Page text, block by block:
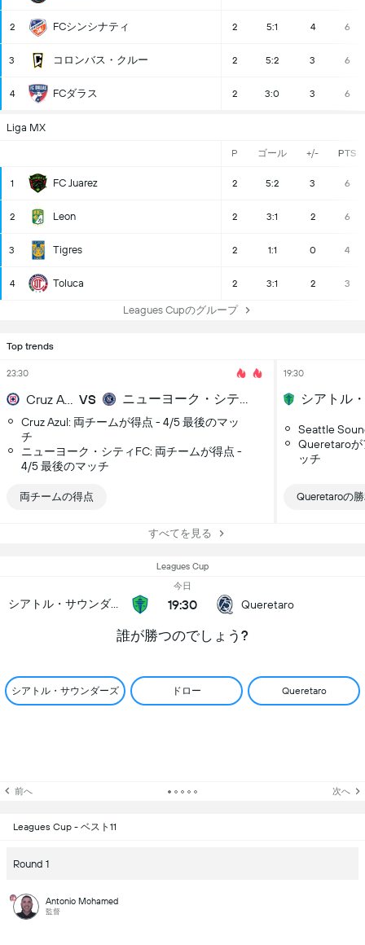
2 FCシンシナティ 2 5:1 4 6
3 コロンバス・クルー 2 5:2 3 6
4 FCダラス 2 3:0 3 6
Liga MX
P ゴール +/- PTS
1 FC Juarez 2 5:2 3 6
2 Leon 2 3:1 2 6
3 Tigres 2 1:1 0 4
4 Toluca 2 3:1 2 3
Leagues Cupのグループ
Top trends
23:30
VS
Cruz Azul: 両チームが得点 - 4/5 最後のマッ
チ
ニューヨーク・シティFC: 両チームが得点 -
4/5 最後のマッチ
両チームの得点
19:30
Seattle
Queretaroが
ッチ
Queretaroの
すべてを見る
Leagues Cup
今日
19:30 Queretaro
誰が勝つのでしょう?
シアトル・サウンダーズ ドロー Queretaro
前へ 次へ
Leagues Cup - ベスト11
Round 1
Antonio Mohamed
監督